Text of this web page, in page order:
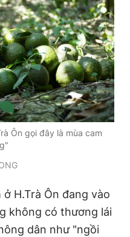
Ôn gọi đây là mùa cam
H.Trà Ôn đang vào
không có thương lái
dân như "ngồi